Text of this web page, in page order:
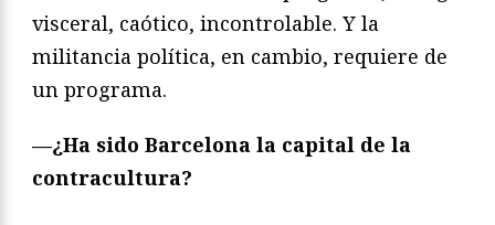
visceral, caótico, incontrolable. Y la
militancia política, en cambio, requiere de
un programa.
—¿Ha sido Barcelona la capital de la
contracultura?